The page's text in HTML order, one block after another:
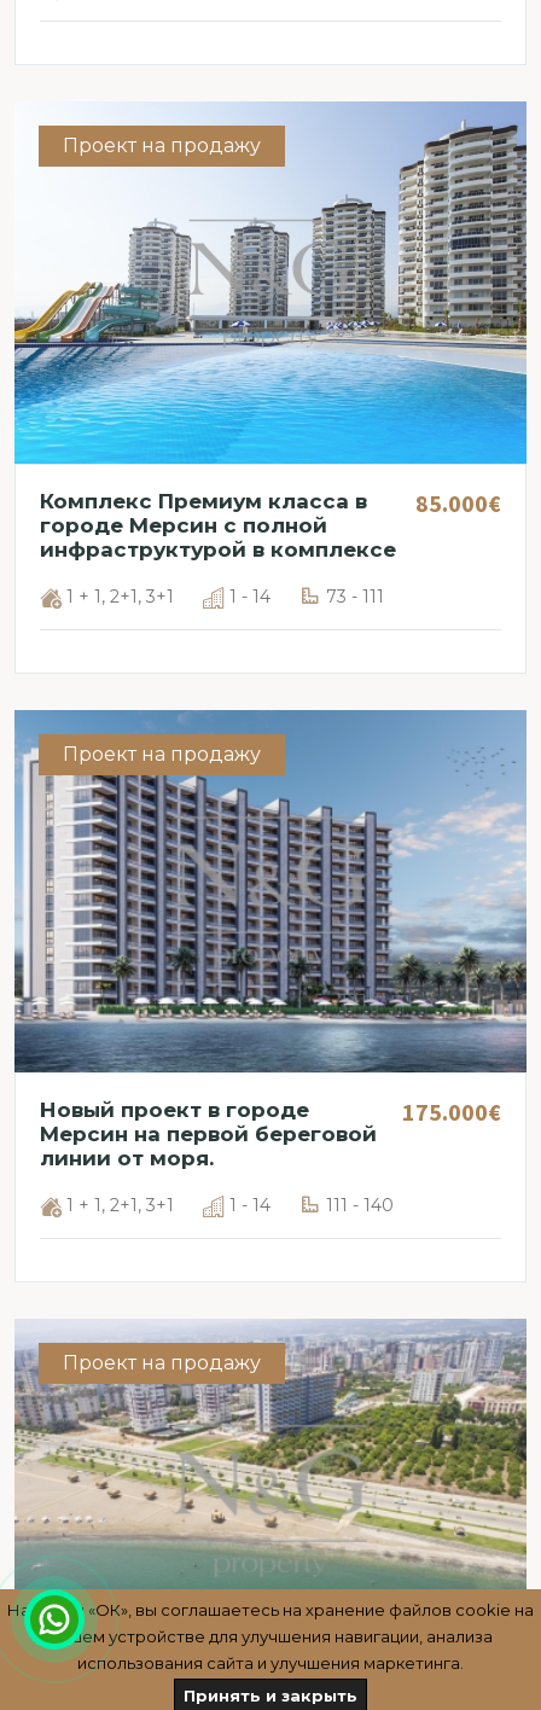
Проект на продажу
Комплекс Премиум класса в
городе Мерсин с полной
инфраструктурой в комплексе
85.000€
1 + 1, 2+1, 3+1 1 - 14 73 - 111
Проект на продажу
Новый проект в городе
Мерсин на первой береговой
линии от моря.
175.000€
1 + 1, 2+1, 3+1 1 - 14 111 - 140
Проект на продажу
Нажимая «ОК», вы соглашаетесь на хранение файлов cookie на
вашем устройстве для улучшения навигации, анализа
использования сайта и улучшения маркетинга.
Принять и закрыть